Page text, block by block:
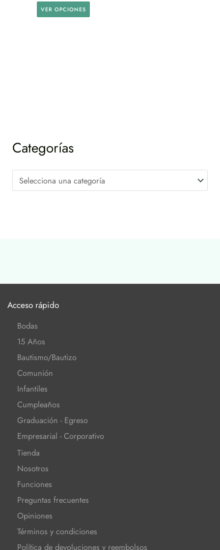
Categorías
VER OPCIONES
Acceso rápido
Bodas
15 Años
Bautismo/Bautizo
Comunión
Infantiles
Cumpleaños
Graduación - Egreso
Empresarial - Corporativo
Tienda
Nosotros
Funciones
Preguntas frecuentes
Opiniones
Términos y condiciones
Política de devoluciones y reembolsos